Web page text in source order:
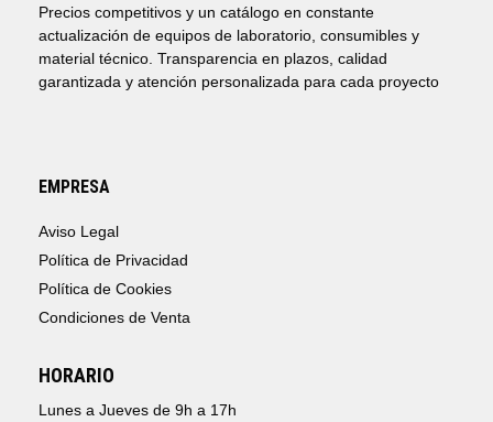
Precios competitivos y un catálogo en constante
actualización de equipos de laboratorio, consumibles y
material técnico. Transparencia en plazos, calidad
garantizada y atención personalizada para cada proyecto
EMPRESA
Aviso Legal
Política de Privacidad
Política de Cookies
Condiciones de Venta
HORARIO
Lunes a Jueves de 9h a 17h